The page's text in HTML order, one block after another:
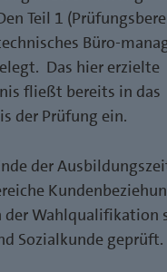
Teil 1
Büro-
Das hier erzielte
fließt bereits in das
der Prüfung ein.
der
der Wahlqualifikation
Sozialkunde geprüft.